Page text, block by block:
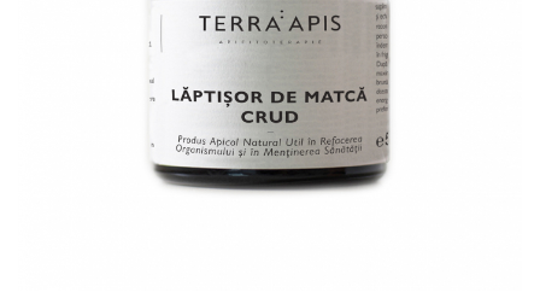
CREME ȘI PASTE TARTINABILE
CEAIURI GRECEȘTI
CIOCOLATĂ ȘI CACAO
HEALTHY SNACKS
SUPERALIMENTE